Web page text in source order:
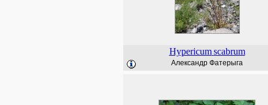
Hypericum scabrum
Александр Фатерыга